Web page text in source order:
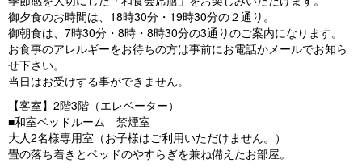
御夕食のお時間は、18時30分・19時30分の２通り。
御朝食は、7時30分・8時・8時30分の3通りのご案内になります。
お食事のアレルギーをお待ちの方は事前にお電話かメールでお知ら
せ下さい。
当日はお受けする事ができません。
【客室】2階3階（エレベーター）
■和室ベッドルーム 禁煙室
大人2名様専用室（お子様はご利用いただけません。）
畳の落ち着きとベッドのやすらぎを兼ね備えたお部屋。